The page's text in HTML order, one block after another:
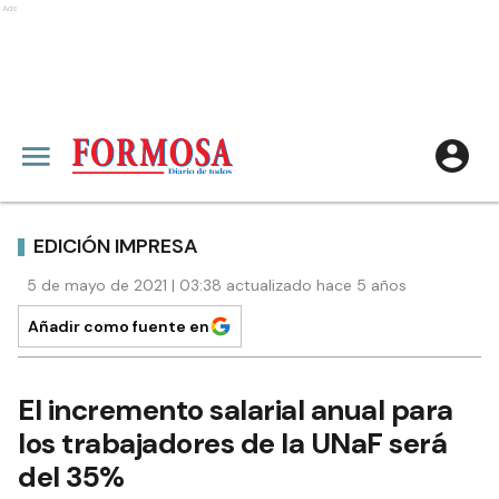
Ads
EDICIÓN IMPRESA
5 de mayo de 2021 | 03:38 actualizado hace 5 años
Añadir como fuente en
El incremento salarial anual para
los trabajadores de la UNaF será
del 35%